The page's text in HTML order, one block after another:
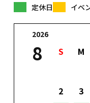
定休日 イベ
2026
8 S M
2
3